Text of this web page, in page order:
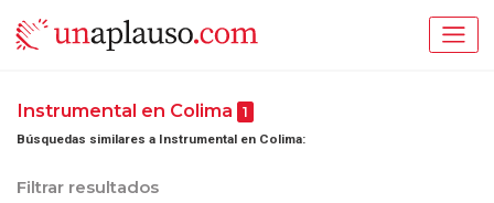
Instrumental en Colima 1
Búsquedas similares a Instrumental en Colima:
Filtrar resultados